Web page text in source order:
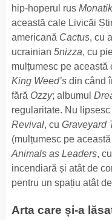
hip-hoperul rus Monatik
această cale Livicăi
americană Cactus, cu
ucrainian 5nizza, cu
mulțumesc pe
King Weed’sdin când
fără Ozzy; albumul
regularitate. Nu lipsesc
Revival, cu Graveyard
(mulțumesc pe
Animals as Leaders,
incendiară și atât de
pentru un spațiu atât
Arta care și-a